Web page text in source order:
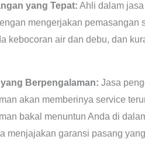
yang Tepat: Ahli dalam
mengerjakan pemasangan
kebocoran air dan debu, dan
Berpengalaman: Jasa
akan memberinya service
bakal menuntun Anda di
menjajakan garansi pasang